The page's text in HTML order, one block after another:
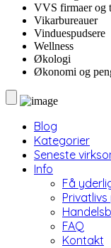
VVS firmaer og
Vikarbureauer
Vinduespudsere
Wellness
Økologi
Økonomi og
Blog
Kategorier
Seneste
Info
Få
FAQ
Kontakt